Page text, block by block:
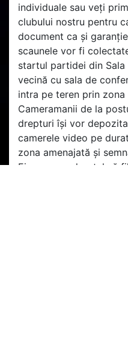
individuale sau veți
clubului nostru pentru
document ca și
scaunele vor fi
startul partidei din Sala
vecină cu sala de
intra pe teren prin zona
Cameramanii de la
drepturi își vor
camerele video pe
zona amenajată și
Ei vor avea dreptul să